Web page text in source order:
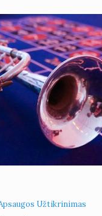
Užtikrinimas